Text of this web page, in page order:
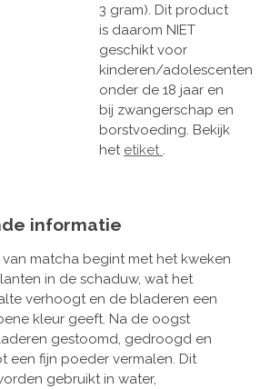
3 gram). Dit product
is daarom NIET
geschikt voor
kinderen/adolescenten
onder de 18 jaar en
bij zwangerschap en
borstvoeding. Bekijk
het etiket .
informatie
matcha begint met het kweken
in de schaduw, wat het
verhoogt en de bladeren een
kleur geeft. Na de oogst
gestoomd, gedroogd en
een fijn poeder vermalen. Dit
gebruikt in water,